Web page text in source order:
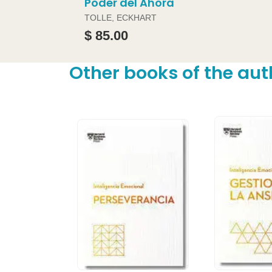
TOLLE, ECKHART
$ 85.00
Other books of the